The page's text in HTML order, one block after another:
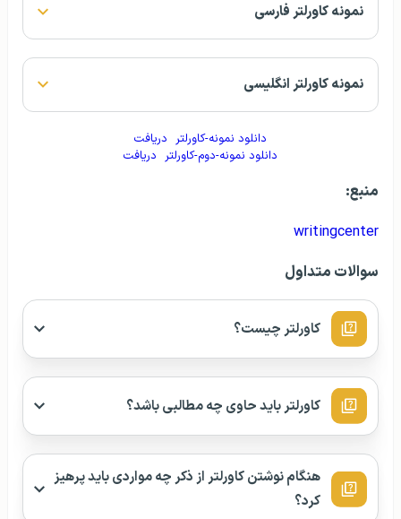
نمونه کاورلتر فارسی
نمونه کاورلتر انگلیسی
دانلود نمونه-کاورلتر دریافت
دانلود نمونه-دوم-کاورلتر دریافت
منبع:
writingcenter
سوالات متداول
کاورلتر چیست؟
کاورلتر باید حاوی چه مطالبی باشد؟
هنگام نوشتن کاورلتر از ذکر چه مواردی باید پرهیز
کرد؟